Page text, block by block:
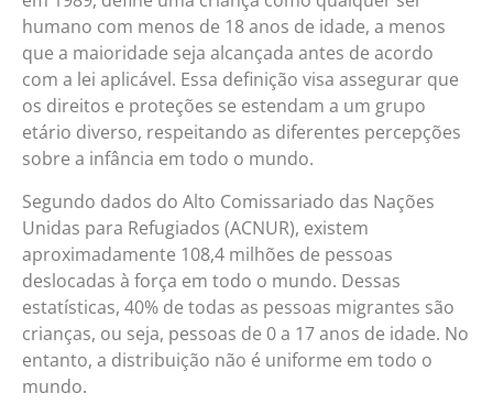
humano com menos de 18 anos de idade, a menos
que a maioridade seja alcançada antes de acordo
com a lei aplicável. Essa definição visa assegurar que
os direitos e proteções se estendam a um grupo
etário diverso, respeitando as diferentes percepções
sobre a infância em todo o mundo.
Segundo dados do Alto Comissariado das Nações
Unidas para Refugiados (ACNUR), existem
aproximadamente 108,4 milhões de pessoas
deslocadas à força em todo o mundo. Dessas
estatísticas, 40% de todas as pessoas migrantes são
crianças, ou seja, pessoas de 0 a 17 anos de idade. No
entanto, a distribuição não é uniforme em todo o
mundo.